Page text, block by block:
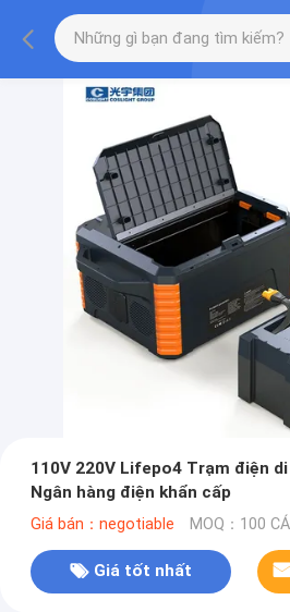
110V 220V Lifepo4 Trạm điện di
Ngân hàng điện khẩn cấp
Giá bán：negotiable MOQ：100 CÁI
Giá tốt nhất